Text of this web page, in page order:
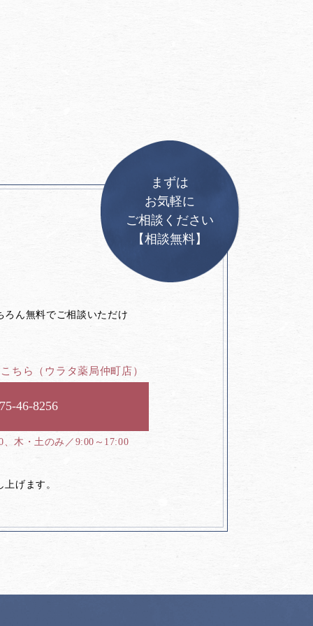
ん無料でご相談いただけ
ちら （ウラタ薬局仲町店）
46-8256
、木・土のみ／9:00～17:00
げます。
まずは
お気軽に
ご相談ください
【相談無料】